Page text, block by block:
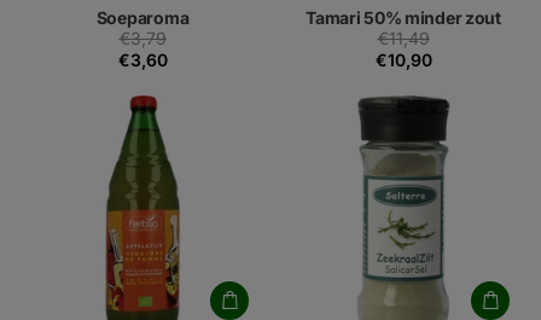
Soeparoma
€3,79
€3,60
Tamari 50% minder zout
€11,49
€10,90